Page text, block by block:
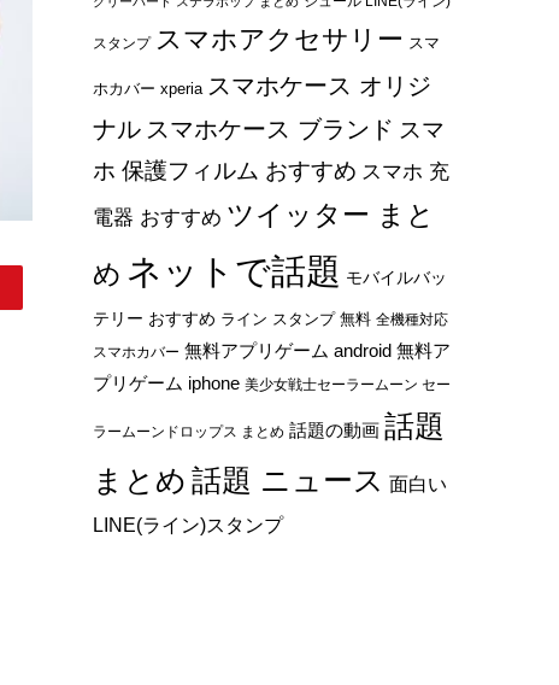
スタンプ スマホアクセサリー スマ
ホカバー xperia スマホケース オリジ
ナル スマホケース ブランド スマ
ホ 保護フィルム おすすめ スマホ 充
電器 おすすめ ツイッター まと
め ネットで話題 モバイルバッ
テリー おすすめ ライン スタンプ 無料 全機種対応
スマホカバー 無料アプリゲーム android 無料ア
プリゲーム iphone 美少女戦士セーラームーン セー
ラームーンドロップス まとめ 話題の動画 話題
まとめ 話題 ニュース 面白い
LINE(ライン)スタンプ